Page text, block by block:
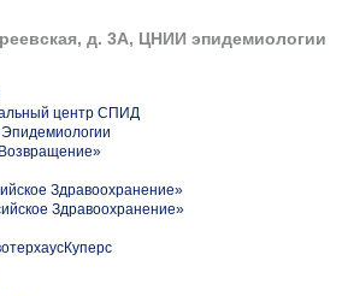
д. 3А, ЦНИИ эпидемиологии
центр СПИД
Здравоохранение»
Здравоохранение»